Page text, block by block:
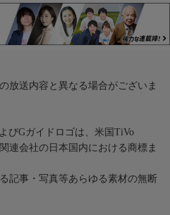
放送内容と異なる場合がございま
びGガイドロゴは、米国TiVo
連会社の日本国内における商標ま
記事・写真等あらゆる素材の無断